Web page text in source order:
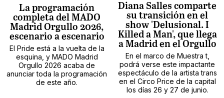
La programación
completa del MADO
Madrid Orgullo 2026,
escenario a escenario
El Pride está a la vuelta de la
esquina, y MADO Madrid
Orgullo 2026 acaba de
anunciar toda la programación
de este año.
Diana Salles comparte
su transición en el
show 'Delusional. I
Killed a Man', que llega
a Madrid en el Orgullo
En el marco de Muestra t,
podrá verse este impactante
espectáculo de la artista trans
en el Circo Price de la capital
los días 26 y 27 de junio.